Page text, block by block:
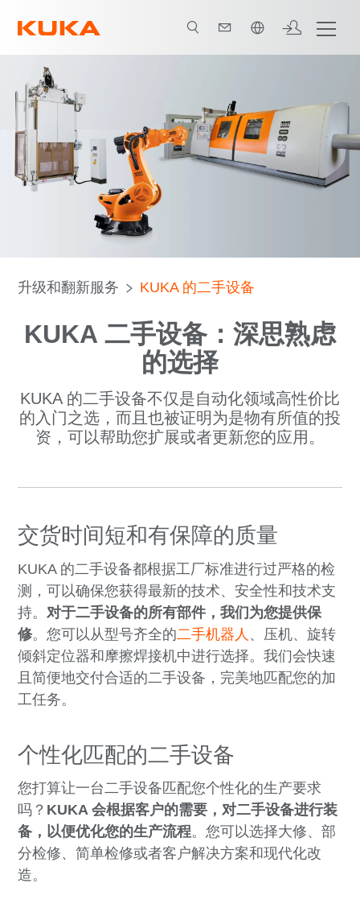
中文 / Chinese
升级和翻新服务 KUKA 的二手设备
KUKA 二手设备：深思熟虑
的选择
KUKA 的二手设备不仅是自动化领域高性价比
的入门之选，而且也被证明为是物有所值的投
资，可以帮助您扩展或者更新您的应用。
交货时间短和有保障的质量
KUKA 的二手设备都根据工厂标准进行过严格的检
测，可以确保您获得最新的技术、安全性和技术支
持。 对于二手设备的所有部件，我们为您提供保
修。您可以从型号齐全的二手机器人 、压机、旋转
倾斜定位器和摩擦焊接机中进行选择。我们会快速
且简便地交付合适的二手设备，完美地匹配您的加
工任务。
个性化匹配的二手设备
您打算让一台二手设备匹配您个性化的生产要求
吗？ KUKA 会根据客户的需要，对二手设备进行装
备，以便优化您的生产流程。您可以选择大修、部
分检修、简单检修或者客户解决方案和现代化改
造。